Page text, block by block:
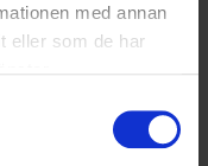
med annan
eller som de har